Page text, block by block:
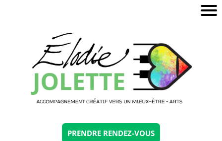
PRENDRE RENDEZ-VOUS